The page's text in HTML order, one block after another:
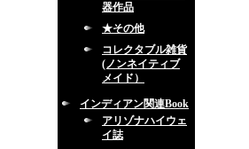
器作品
★その他
コレクタブル雑貨
(ノンネイティブ
メイド）
インディアン関連Book
アリゾナハイウェ
イ誌